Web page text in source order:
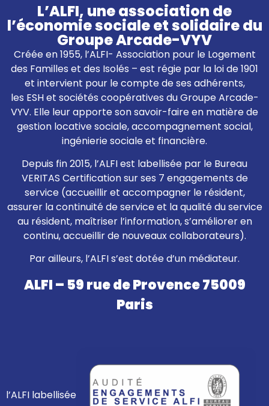
L’ALFI, une association de
l’économie sociale et solidaire du
Groupe Arcade-VYV
Créée en 1955, l’ALFI- Association pour le Logement
des Familles et des Isolés – est régie par la loi de 1901
et intervient pour le compte de ses adhérents,
les ESH et sociétés coopératives du Groupe Arcade-
VYV. Elle leur apporte son savoir-faire en matière de
gestion locative sociale, accompagnement social,
ingénierie sociale et financière.
Depuis fin 2015, l’ALFI est labellisée par le Bureau
VERITAS Certification sur ses 7 engagements de
service (accueillir et accompagner le résident,
assurer la continuité de service et la qualité du service
au résident, maîtriser l’information, s’améliorer en
continu, accueillir de nouveaux collaborateurs).
Par ailleurs, l’ALFI s’est dotée d’un médiateur.
ALFI – 59 rue de Provence 75009
Paris
l’ALFI labellisée